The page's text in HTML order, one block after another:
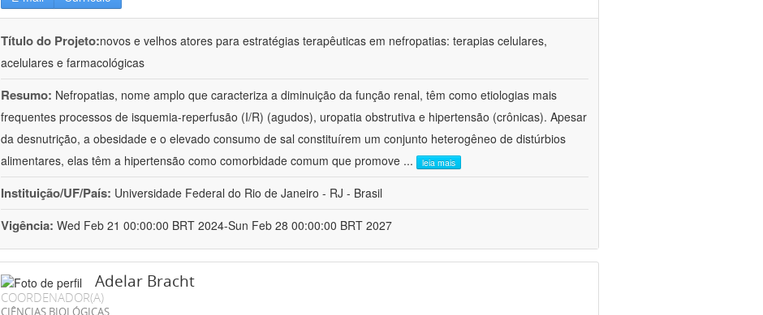
Título do Projeto:novos e velhos atores para estratégias terapêuticas em nefropatias: terapias celulares,
acelulares e farmacológicas
Resumo: Nefropatias, nome amplo que caracteriza a diminuição da função renal, têm como etiologias mais
frequentes processos de isquemia-reperfusão (I/R) (agudos), uropatia obstrutiva e hipertensão (crônicas). Apesar
da desnutrição, a obesidade e o elevado consumo de sal constituírem um conjunto heterogêneo de distúrbios
alimentares, elas têm a hipertensão como comorbidade comum que promove ... leia mais
Instituição/UF/País: Universidade Federal do Rio de Janeiro - RJ - Brasil
Vigência: Wed Feb 21 00:00:00 BRT 2024-Sun Feb 28 00:00:00 BRT 2027
Adelar Bracht
COORDENADOR(A)
CIÊNCIAS BIOLÓGICAS